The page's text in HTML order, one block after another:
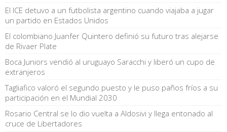
El ICE detuvo a un futbolista argentino cuando viajaba a jugar
un partido en Estados Unidos
El colombiano Juanfer Quintero definió su futuro tras alejarse
de Rivaer Plate
Boca Juniors vendió al uruguayo Saracchi y liberó un cupo de
extranjeros
Tagliafico valoró el segundo puesto y le puso paños fríos a su
participación en el Mundial 2030
Rosario Central se lo dio vuelta a Aldosivi y llega entonado al
cruce de Libertadores